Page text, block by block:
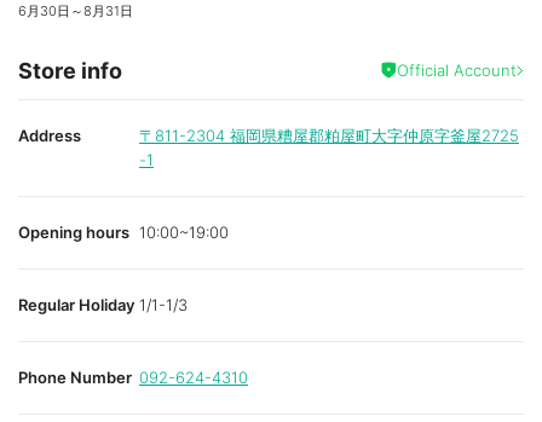
6月30日 ～8月31日
Store info Official Account
Address 〒811-2304 福岡県糟屋郡粕屋町大字仲原字釜屋2725
-1
Opening hours 10:00~19:00
Regular Holiday 1/1-1/3
Phone Number 092-624-4310